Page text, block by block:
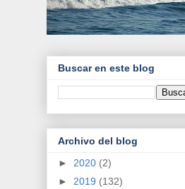
Buscar en este blog
Archivo del blog
► 2020 (2)
► 2019 (132)